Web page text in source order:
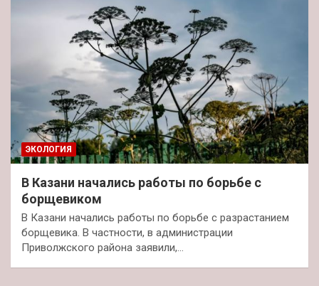
ЭКОЛОГИЯ
В Казани начались работы по борьбе с
борщевиком
В Казани начались работы по борьбе с разрастанием
борщевика. В частности, в администрации
Приволжского района заявили,…